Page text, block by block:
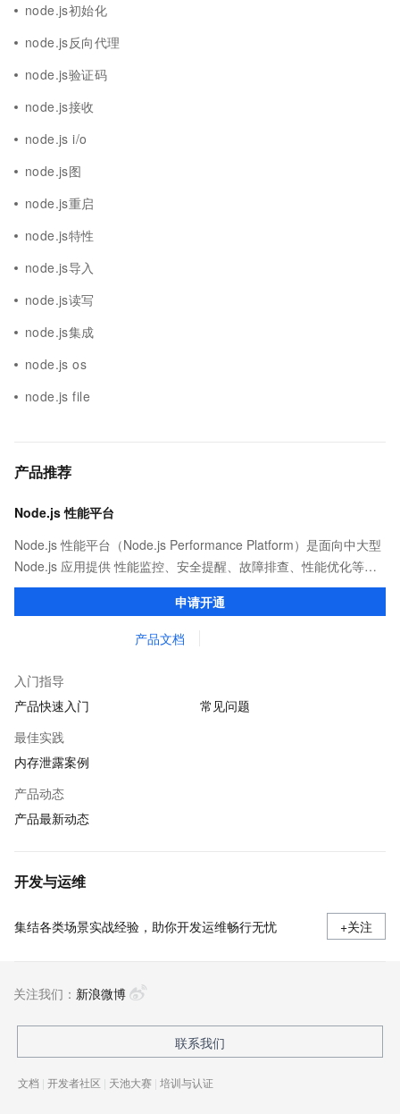
node.js初始化
node.js反向代理
node.js验证码
node.js接收
node.js i/o
node.js图
node.js重启
node.js特性
node.js导入
node.js读写
node.js集成
node.js os
node.js file
产品推荐
Node.js 性能平台
Node.js 性能平台（Node.js Performance Platform）是面向中大型
Node.js 应用提供 性能监控、安全提醒、故障排查、性能优化等服
务的整体性解决方案。提供完善的工具链和服务，协助客户主动、
申请开通
产品文档
入门指导
产品快速入门
常见问题
最佳实践
内存泄露案例
产品动态
产品最新动态
开发与运维
集结各类场景实战经验，助你开发运维畅行无忧 +关注
关注我们： 新浪微博
联系我们
文档 | 开发者社区 | 天池大赛 | 培训与认证